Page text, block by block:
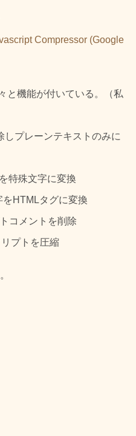
Compressor (Google
と機能が付いている。（私
プレーンテキストのみに
特殊文字に変換
HTMLタグに変換
コメントを削除
プトを圧縮